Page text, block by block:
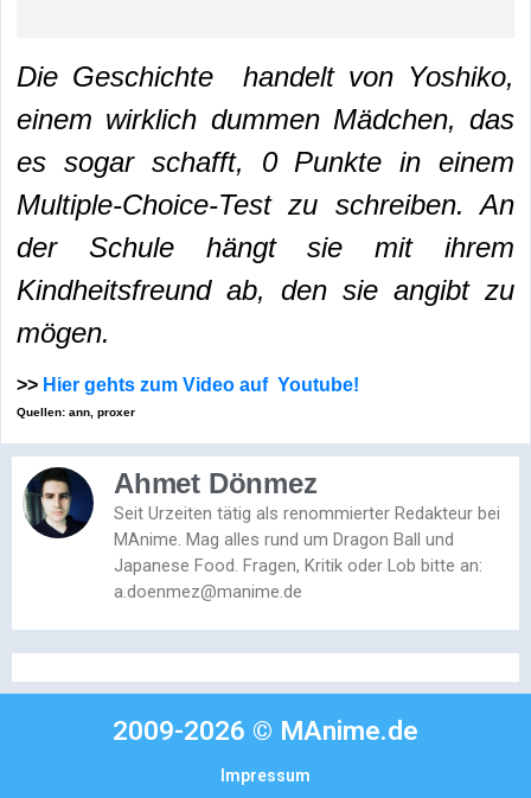
Die Geschichte handelt von Yoshiko,
einem wirklich dummen Mädchen, das
es sogar schafft, 0 Punkte in einem
Multiple-Choice-Test zu schreiben. An
der Schule hängt sie mit ihrem
Kindheitsfreund ab, den sie angibt zu
mögen.
>> Hier gehts zum Video auf Youtube!
Quellen: ann, proxer
Ahmet Dönmez
Seit Urzeiten tätig als renommierter Redakteur bei
MAnime. Mag alles rund um Dragon Ball und
Japanese Food. Fragen, Kritik oder Lob bitte an:
a.doenmez@manime.de
2009-2026 © MAnime.de
Impressum